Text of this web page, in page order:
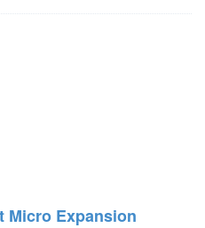
Micro Expansion